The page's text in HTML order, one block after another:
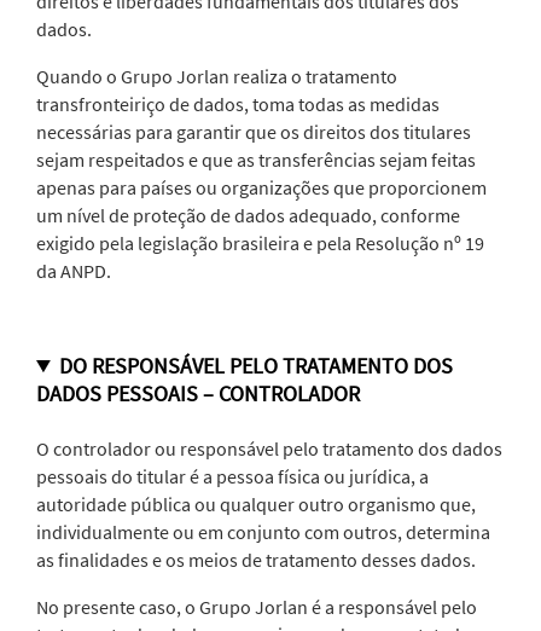
dados.
Quando o Grupo Jorlan realiza o tratamento
transfronteiriço de dados, toma todas as medidas
necessárias para garantir que os direitos dos titulares
sejam respeitados e que as transferências sejam feitas
apenas para países ou organizações que proporcionem
um nível de proteção de dados adequado, conforme
exigido pela legislação brasileira e pela Resolução nº 19
da ANPD.
DO RESPONSÁVEL PELO TRATAMENTO DOS
DADOS PESSOAIS – CONTROLADOR
O controlador ou responsável pelo tratamento dos dados
pessoais do titular é a pessoa física ou jurídica, a
autoridade pública ou qualquer outro organismo que,
individualmente ou em conjunto com outros, determina
as finalidades e os meios de tratamento desses dados.
No presente caso, o Grupo Jorlan é a responsável pelo